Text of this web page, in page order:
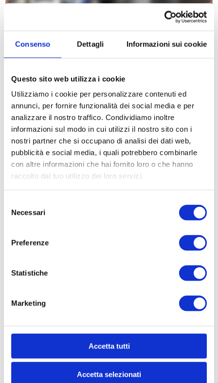
Consenso Dettagli Informazioni sui cookie
Questo sito web utilizza i cookie
Utilizziamo i cookie per personalizzare contenuti ed
annunci, per fornire funzionalità dei social media e per
analizzare il nostro traffico. Condividiamo inoltre
informazioni sul modo in cui utilizzi il nostro sito con i
nostri partner che si occupano di analisi dei dati web,
pubblicità e social media, i quali potrebbero combinarle
con altre informazioni che hai fornito loro o che hanno
raccolto dal tuo utilizzo dei loro servizi.
delNecessari
Preferenze
Statistiche
Marketing
Accetta tutti
Accetta selezionati